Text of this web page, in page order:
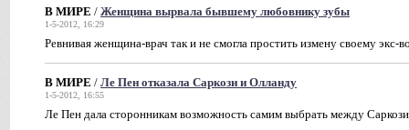
В МИРЕ / Женщина вырвала бывшему любовнику зубы
1-5-2012, 16:29
Ревнивая женщина-врач так и не смогла простить измену своему экс-
В МИРЕ / Ле Пен отказала Саркози и Олланду
1-5-2012, 16:55
Ле Пен дала сторонникам возможность самим выбрать между